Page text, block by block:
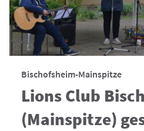
Bischofsheim-Mainspitze
Lions Club
(Mainspitze)